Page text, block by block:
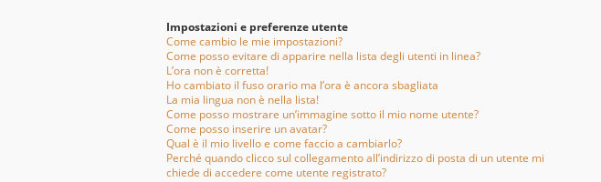
Impostazioni e preferenze utente
Come cambio le mie impostazioni?
Come posso evitare di apparire nella lista degli utenti in linea?
L’ora non è corretta!
Ho cambiato il fuso orario ma l’ora è ancora sbagliata
La mia lingua non è nella lista!
Come posso mostrare un’immagine sotto il mio nome utente?
Come posso inserire un avatar?
Qual è il mio livello e come faccio a cambiarlo?
Perché quando clicco sul collegamento all’indirizzo di posta di un utente mi
chiede di accedere come utente registrato?